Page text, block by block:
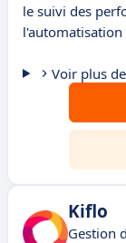
le suivi des
l'automatisation
Voir plus
Kiflo
Gestion